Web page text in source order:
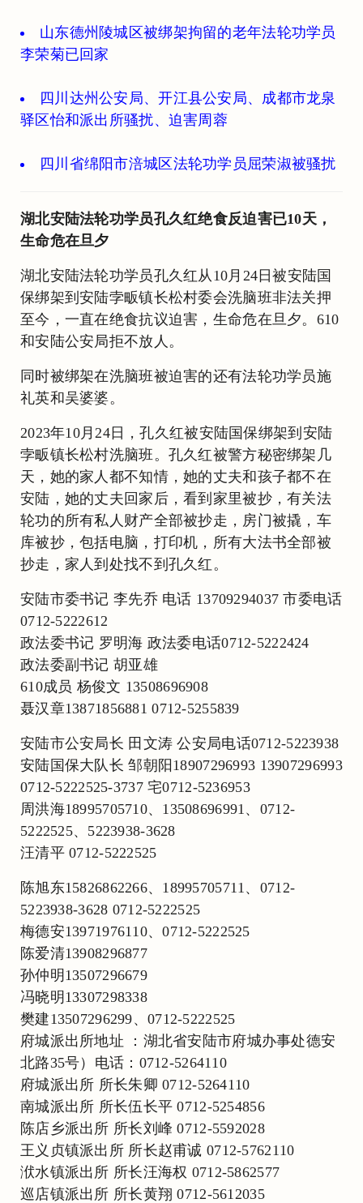
山东德州陵城区被绑架拘留的老年法轮功学员
李荣菊已回家
四川达州公安局、开江县公安局、成都市龙泉
驿区怡和派出所骚扰、迫害周蓉
四川省绵阳市涪城区法轮功学员屈荣淑被骚扰
湖北安陆法轮功学员孔久红绝食反迫害已10天，
生命危在旦夕
湖北安陆法轮功学员孔久红从10月24日被安陆国
保绑架到安陆孛畈镇长松村委会洗脑班非法关押
至今，一直在绝食抗议迫害，生命危在旦夕。610
和安陆公安局拒不放人。
同时被绑架在洗脑班被迫害的还有法轮功学员施
礼英和吴婆婆。
2023年10月24日，孔久红被安陆国保绑架到安陆
孛畈镇长松村洗脑班。孔久红被警方秘密绑架几
天，她的家人都不知情，她的丈夫和孩子都不在
安陆，她的丈夫回家后，看到家里被抄，有关法
轮功的所有私人财产全部被抄走，房门被撬，车
库被抄，包括电脑，打印机，所有大法书全部被
抄走，家人到处找不到孔久红。
安陆市委书记 李先乔 电话 13709294037 市委电话
0712-5222612
政法委书记 罗明海 政法委电话0712-5222424
政法委副书记 胡亚雄
610成员 杨俊文 13508696908
聂汉章13871856881 0712-5255839
安陆市公安局长 田文涛 公安局电话0712-5223938
安陆国保大队长 邹朝阳18907296993 13907296993
0712-5222525-3737 宅0712-5236953
周洪海18995705710、13508696991、0712-
5222525、5223938-3628
汪清平 0712-5222525
陈旭东15826862266、18995705711、0712-
5223938-3628 0712-5222525
梅德安13971976110、0712-5222525
陈爱清13908296877
孙仲明13507296679
冯晓明13307298338
樊建13507296299、0712-5222525
府城派出所地址 ：湖北省安陆市府城办事处德安
北路35号）电话：0712-5264110
府城派出所 所长朱卿 0712-5264110
南城派出所 所长伍长平 0712-5254856
陈店乡派出所 所长刘峰 0712-5592028
王义贞镇派出所 所长赵甫诚 0712-5762110
洑水镇派出所 所长汪海权 0712-5862577
巡店镇派出所 所长黄翔 0712-5612035